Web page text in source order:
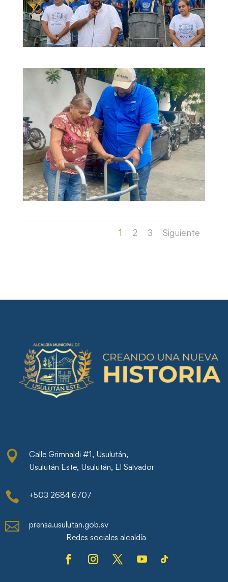
2 3 Siguiente

Calle Grimnaldi #1, Usulután,
Usulután Este, Usulután, El Salvador
 +503 2684 6707

prensa.usulutan.gob.sv
Redes sociales alcaldía